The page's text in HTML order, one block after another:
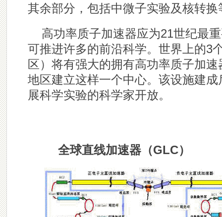
其余部分，包括中微子实验及核转换
高功率质子加速器应为21世纪最
可推进许多的前沿科学。世界上的3
区）将有强大的拥有高功率质子加
地区建立这样一个中心。该设施建
展科学实验的科学家开放。
全球直线加速器（GLC）